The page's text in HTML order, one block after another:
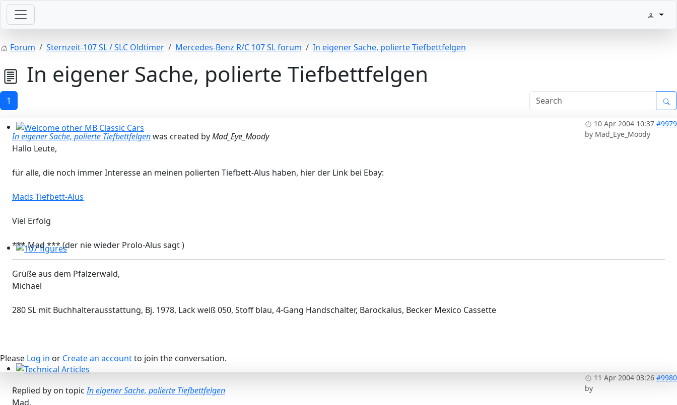
SLpedia Workshop Manual
Welcome other MB Classic Cars
107 figures
Forum Sternzeit-107 SL / SLC Oldtimer Mercedes-Benz R/C 107 SL forum In eigener Sache, polierte Tiefbettfelgen
In eigener Sache, polierte Tiefbettfelgen
1
10 Apr 2004 10:37 #9979
by Mad_Eye_Moody
In eigener Sache, polierte Tiefbettfelgenwas created byMad_Eye_Moody
Hallo Leute,
für alle, die noch immer Interesse an meinen polierten Tiefbett-Alus haben, hier der Link bei Ebay:
Mads Tiefbett-Alus
Viel Erfolg
*** Mad *** (der nie wieder Prolo-Alus sagt )
Grüße aus dem Pfälzerwald,
Michael
280 SL mit Buchhalterausstattung, Bj. 1978, Lack weiß 050, Stoff blau, 4-Gang Handschalter, Barockalus, Becker Mexico Cassette
Please Log in or Create an accountto join the conversation.
11 Apr 2004 03:26 #9980
by
Replied byon topicIn eigener Sache, polierte Tiefbettfelgen
Mad,